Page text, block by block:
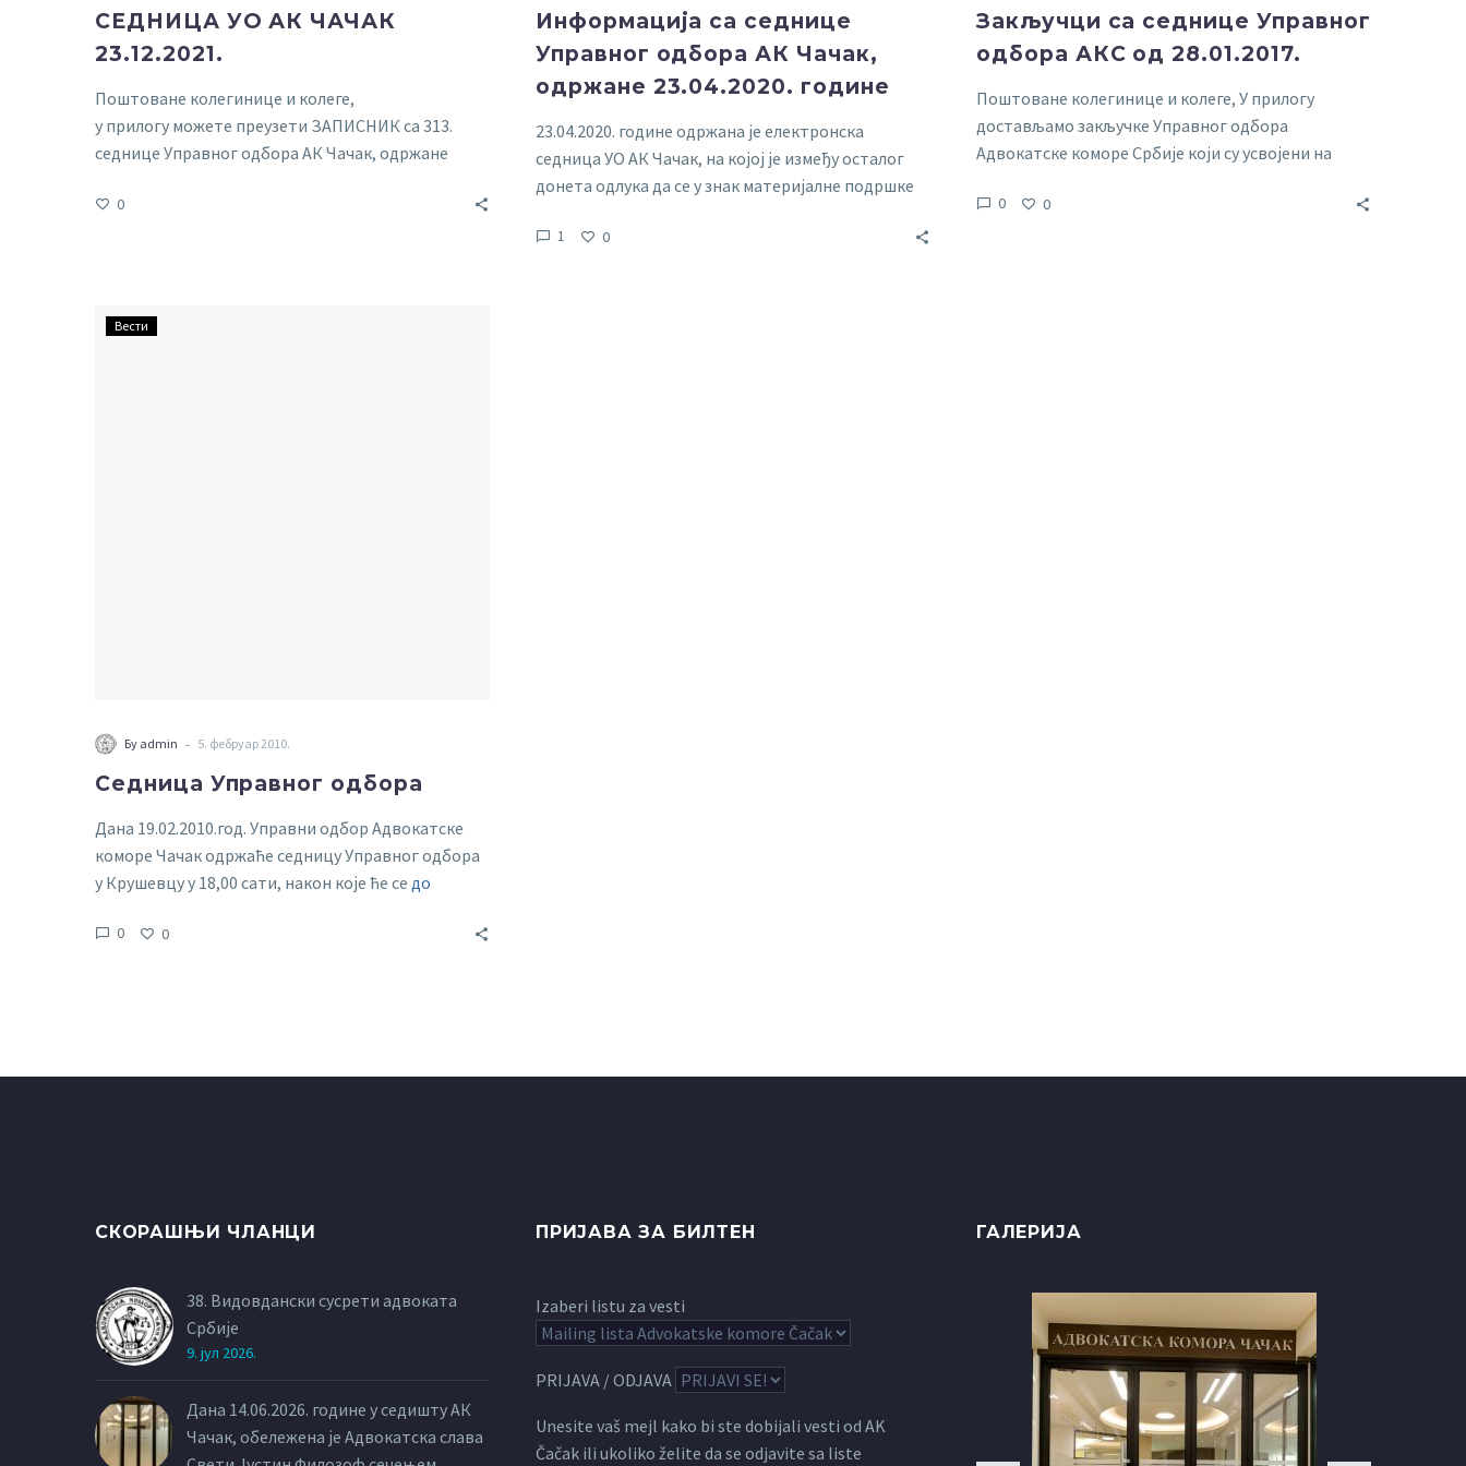
СЕДНИЦА УО АК ЧАЧАК
23.12.2021.
Поштоване колегинице и колеге,
у прилогу можете преузети ЗАПИСНИК са 313.
седнице Управног одбора АК Чачак, одржане
0
Информација са седнице
Управног одбора АК Чачак,
одржане 23.04.2020. године
23.04.2020. године одржана је електронска
седница УО АК Чачак, на којој је између осталог
донета одлука да се у знак материјалне подршке
1 0
Закључци са седнице Управног
одбора АКС од 28.01.2017.
Поштоване колегинице и колеге, У прилогу
достављамо закључке Управног одбора
Адвокатске коморе Србије који су усвојени на
wант то упдате
0 0
Вести
Бy admin - 5. фебруар 2010.
Седница Управног одбора
Дана 19.02.2010.год. Управни одбор Адвокатске
коморе Чачак одржаће седницу Управног одбора
у Крушевцу у 18,00 сати, након које ће се до
0 0
СКОРАШЊИ ЧЛАНЦИ
38. Видовдански сусрети адвоката
Србије
9. јул 2026.
Дана 14.06.2026. године у седишту АК
Чачак, обележена је Адвокатска слава
ПРИЈАВА ЗА БИЛТЕН
Izaberi listu za vesti
PRIJAVA / ODJAVA
Unesite vaš mejl kako bi ste dobijali vesti od AK
Čačak ili ukoliko želite da se odjavite sa liste
ГАЛЕРИЈА